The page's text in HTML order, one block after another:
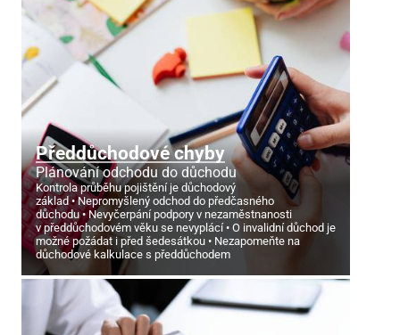
Předdůchodové chyby
Plánování odchodu do důchodu
Kontrola průběhu pojištění je důchodový
základ
Nepromyšlený odchod do předčasného
důchodu
Nevyčerpání podpory v nezaměstnanosti
v předdůchodovém věku se nevyplácí
O invalidní důchod je
možné požádat i před šedesátkou
Nezapomeňte na
důchodové kalkulace s předdůchodem